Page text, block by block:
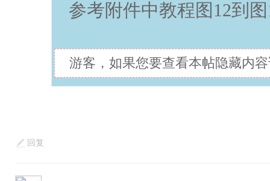
参考附件中教程图12到图
游客，如果您要查看本帖隐藏内
回复